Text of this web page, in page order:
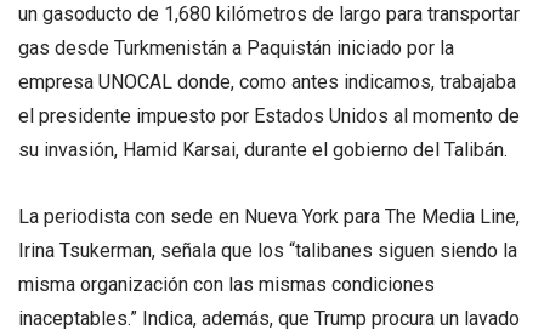
un gasoducto de 1,680 kilómetros de largo para transportar
gas desde Turkmenistán a Paquistán iniciado por la
empresa UNOCAL donde, como antes indicamos, trabajaba
el presidente impuesto por Estados Unidos al momento de
su invasión, Hamid Karsai, durante el gobierno del Talibán.
La periodista con sede en Nueva York para The Media Line,
Irina Tsukerman, señala que los “talibanes siguen siendo la
misma organización con las mismas condiciones
inaceptables.” Indica, además, que Trump procura un lavado